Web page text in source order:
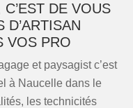
DE VOUS
D’ARTISAN
VOS PRO
et paysagist c’est
à Naucelle dans le
les technicités